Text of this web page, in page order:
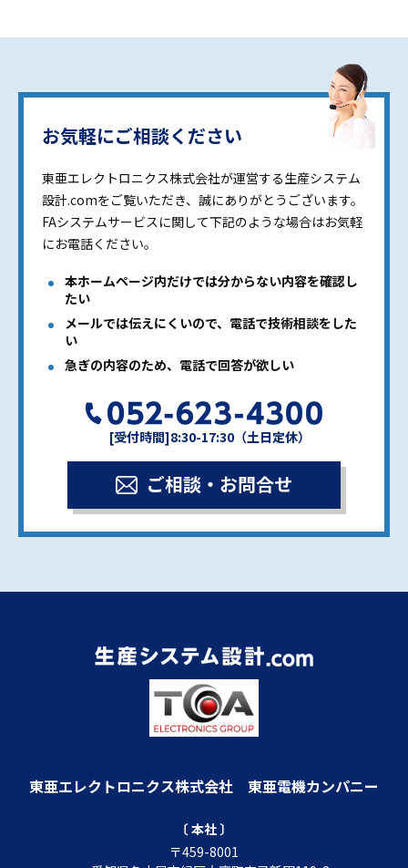
お気軽にご相談ください
東亜エレクトロニクス株式会社が運営する生産システム
設計.comをご覧いただき、誠にありがとうございます。
FAシステムサービスに関して下記のような場合はお気軽
にお電話ください。
本ホームページ内だけでは分からない内容を確認し
たい
メールでは伝えにくいので、電話で技術相談をした
い
急ぎの内容のため、電話で回答が欲しい
[受付時間]8:30-17:30（土日定休）
ご相談・お問合せ
東亜エレクトロニクス株式会社 東亜電機カンパニー
〔 本社 〕
〒459-8001